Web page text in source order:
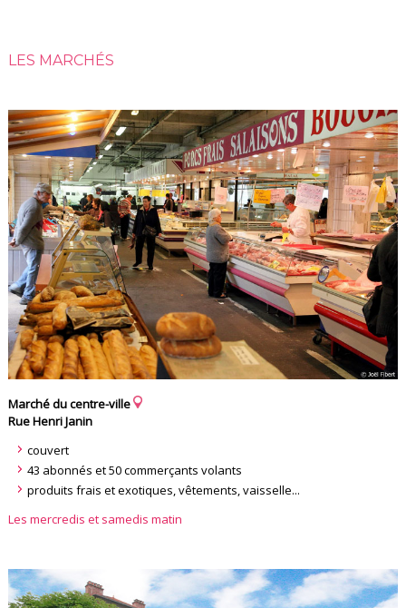
LES MARCHÉS
Marché du centre-ville
Rue Henri Janin
couvert
43 abonnés et 50 commerçants volants
produits frais et exotiques, vêtements, vaisselle...
Les mercredis et samedis matin